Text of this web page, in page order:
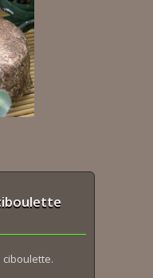
ciboulette.